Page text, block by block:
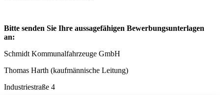
Bitte senden Sie Ihre aussagefähigen Bewerbungsunterlagen
an:
Schmidt Kommunalfahrzeuge GmbH
Thomas Harth (kaufmännische Leitung)
Industriestraße 4